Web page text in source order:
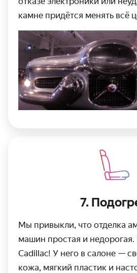
камне придётся менять всё
7.
Мы привыкли, что отделка
машин простая и
Cadillac! У него в салоне —
кожа, мягкий пластик и